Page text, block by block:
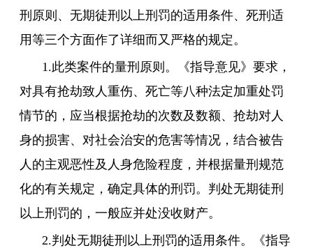
刑原则、无期徒刑以上刑罚的适用条件、死刑适
用等三个方面作了详细而又严格的规定。
1.此类案件的量刑原则。《指导意见》要求，
对具有抢劫致人重伤、死亡等八种法定加重处罚
情节的，应当根据抢劫的次数及数额、抢劫对人
身的损害、对社会治安的危害等情况，结合被告
人的主观恶性及人身危险程度，并根据量刑规范
化的有关规定，确定具体的刑罚。判处无期徒刑
以上刑罚的，一般应并处没收财产。
2.判处无期徒刑以上刑罚的适用条件。《指导